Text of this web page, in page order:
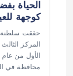
الحياة
كوجهة
حققت سلطنة
المركز
محافظة في